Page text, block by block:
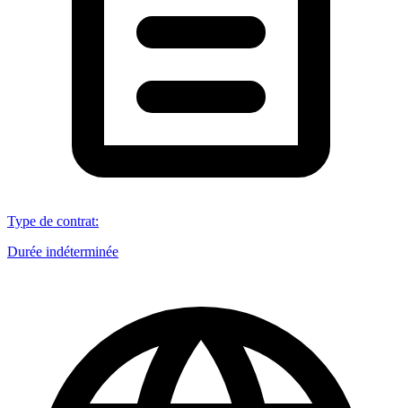
Type de contrat:
Durée indéterminée